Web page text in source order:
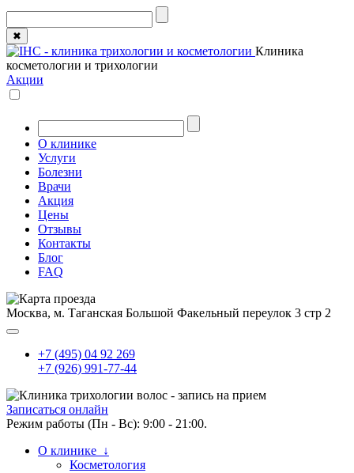
✖
Клиника
косметологии и трихологии
Акции
О клинике
Услуги
Болезни
Врачи
Акция
Цены
Отзывы
Контакты
Блог
FAQ
Москва, м. Таганская Большой Факельный переулок 3 стр 2
+7 (495) 04 92 269
+7 (926) 991-77-44
Записаться онлайн
Режим работы (Пн - Вс): 9:00 - 21:00.
О клинике ↓
Косметология